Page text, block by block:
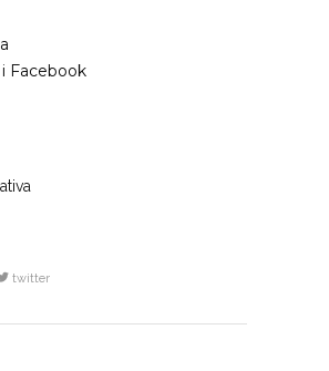
Facebook
twitter